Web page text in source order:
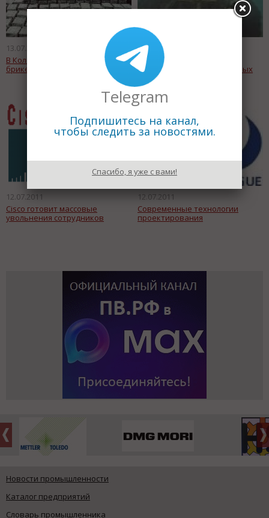
13.07.2011
В Кольской ГМК запущен цех
брикетирования
12.07.2011
Итоги работы ЗАО
«Коломенский завод тяжелых
станков»
12.07.2011
Cisco готовит массовые
увольнения сотрудников
12.07.2011
Современные технологии
проектирования
Новости промышленности
Каталог предприятий
Словарь промышленника
Telegram
Подпишитесь на канал,
чтобы следить за новостями.
Спасибо, я уже с вами!